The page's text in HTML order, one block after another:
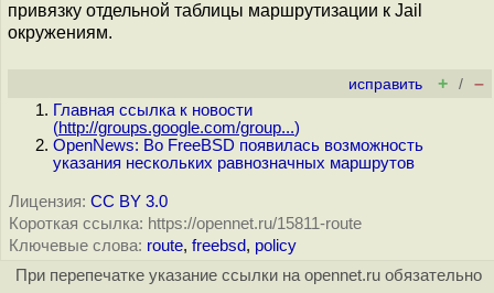
привязку отдельной таблицы маршрутизации к Jail
окружениям.
исправить + / –
Главная ссылка к новости
(http://groups.google.com/group...)
OpenNews: Во FreeBSD появилась возможность
указания нескольких равнозначных маршрутов
Лицензия: CC BY 3.0
Короткая ссылка: https://opennet.ru/15811-route
Ключевые слова: route, freebsd, policy
При перепечатке указание ссылки на opennet.ru обязательно